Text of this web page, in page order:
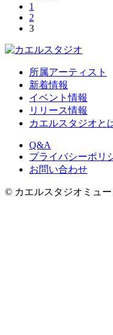
1
2
3
所属アーティスト
新着情報
イベント情報
リリース情報
カエルスタジオと
Q&A
プライバシーポリ
お問い合わせ
© カエルスタジオミュー